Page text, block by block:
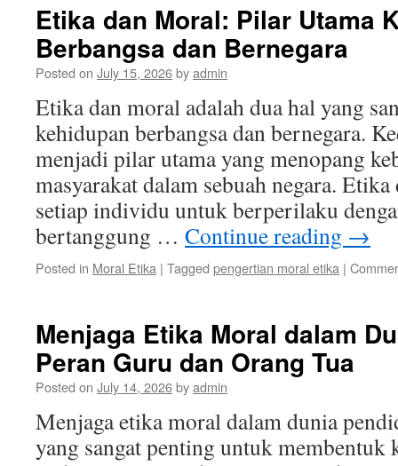
Etika dan Moral: Pilar Utama
Berbangsa dan Bernegara
Posted on July 15, 2026byadmin
Etika dan moral adalah dua hal yang
kehidupan berbangsa dan bernegara.
menjadi pilar utama yang menopang
masyarakat dalam sebuah negara.
setiap individu untuk berperilaku
bertanggung … Continue reading →
Posted in Moral Etika | Tagged pengertian moral etika |
Menjaga Etika Moral dalam
Peran Guru dan Orang Tua
Posted on July 14, 2026byadmin
Menjaga etika moral dalam dunia
yang sangat penting untuk membentuk